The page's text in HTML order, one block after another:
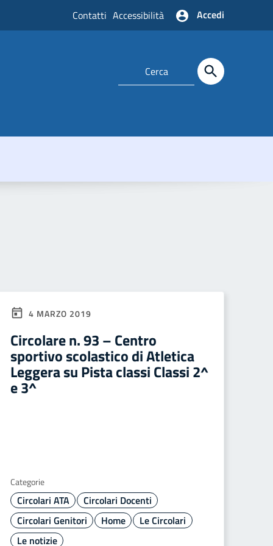
Contatti Accessibilità Accedi
4 MARZO 2019
Circolare n. 93 – Centro
sportivo scolastico di Atletica
Leggera su Pista classi Classi 2^
e 3^
Categorie
Circolari ATA
Circolari Docenti
Circolari Genitori
Home
Le Circolari
Le notizie